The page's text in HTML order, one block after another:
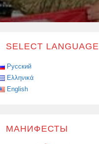
SELECT LANGUAGE
Русский
Ελληνικά
English
МАНИФЕСТЫ